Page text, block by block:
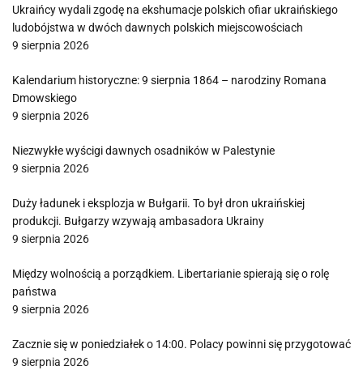
Ukraińcy wydali zgodę na ekshumacje polskich ofiar ukraińskiego
ludobójstwa w dwóch dawnych polskich miejscowościach
9 sierpnia 2026
Kalendarium historyczne: 9 sierpnia 1864 – narodziny Romana
Dmowskiego
9 sierpnia 2026
Niezwykłe wyścigi dawnych osadników w Palestynie
9 sierpnia 2026
Duży ładunek i eksplozja w Bułgarii. To był dron ukraińskiej
produkcji. Bułgarzy wzywają ambasadora Ukrainy
9 sierpnia 2026
Między wolnością a porządkiem. Libertarianie spierają się o rolę
państwa
9 sierpnia 2026
Zacznie się w poniedziałek o 14:00. Polacy powinni się przygotować
9 sierpnia 2026